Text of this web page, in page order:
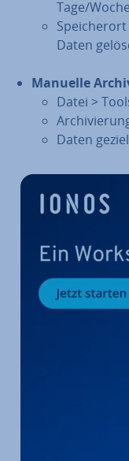
Tage/
Daten
Manuelle
Datei >
Daten